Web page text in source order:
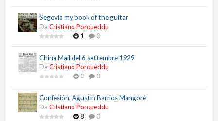
Segovia my book of the guitar
Da Cristiano Porqueddu
1
0
China Mail del 6 settembre 1929
Da Cristiano Porqueddu
0
0
Confesión, Agustín Barrios Mangoré
Da Cristiano Porqueddu
8
0